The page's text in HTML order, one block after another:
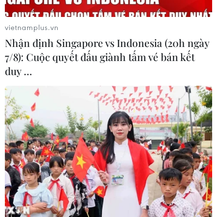
nhẹ, thương hiệu SJC lùi về
ngưỡng 142,2 triệu đồng
07/08/2026 02:21
còn chưa đầy 60% ngay
trước mùa Đông
07/08/2026 01:50
Phòng vệ thương mại và
bài học "chuẩn bị kỹ-thắng
Giá dầu tăng vọt do Iran
xem xét cấm tàu Mỹ và
vietnamplus.vn
Nhận định Singapore vs Indonesia (20h ngày
7/8): Cuộc quyết đấu giành tấm vé bán kết
duy …